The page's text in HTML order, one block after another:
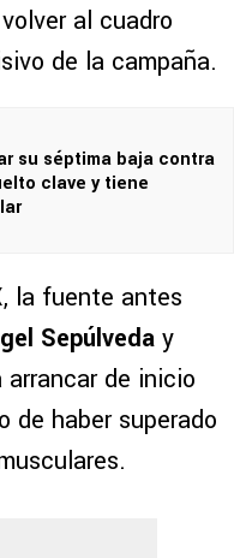
al cuadro
de la campaña.
su séptima baja contra
clave y tiene
la fuente antes
Sepúlveda y
arrancar de inicio
de haber superado